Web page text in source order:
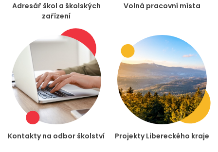
Adresář škol a školských
zařízení
Volná pracovní místa
Kontakty na odbor školství Projekty Libereckého kraje